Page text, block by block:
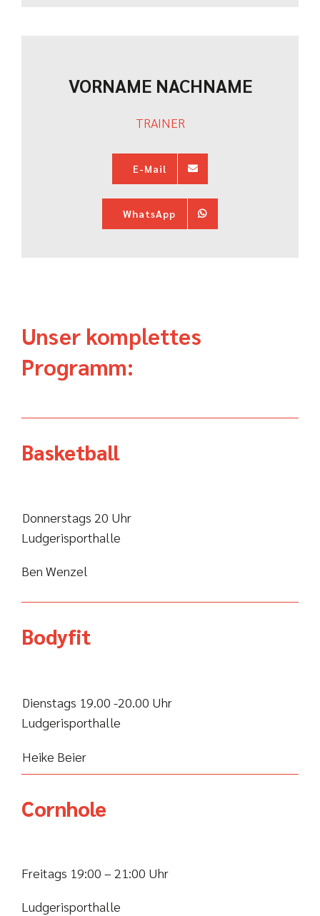
VORNAME NACHNAME
TRAINER
E-Mail
WhatsApp
Unser komplettes
Programm:
Basketball
Donnerstags 20 Uhr
Ludgerisporthalle
Ben Wenzel
Bodyfit
Dienstags 19.00 -20.00 Uhr
Ludgerisporthalle
Heike Beier
Cornhole
Freitags 19:00 – 21:00 Uhr
Ludgerisporthalle